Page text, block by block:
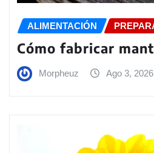
ALIMENTACIÓN
Cómo fabricar
Morpheuz Ago 3, 2026